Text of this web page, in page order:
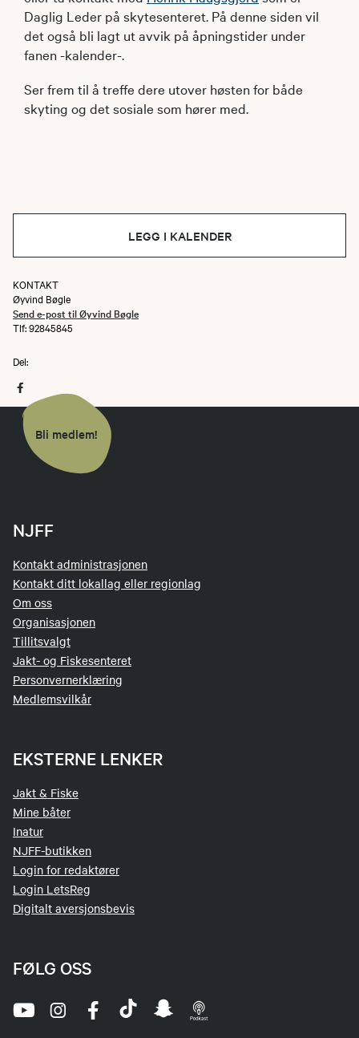
Daglig Leder på skytesenteret. På denne siden vil
det også bli lagt ut avvik på åpningstider under
fanen -kalender-.
Ser frem til å treffe dere utover høsten for både
skyting og det sosiale som hører med.
LEGG I KALENDER
KONTAKT
Øyvind Bøgle
Send e-post til Øyvind Bøgle
Tlf: 92845845
Del:
Bli medlem!
NJFF
Kontakt administrasjonen
Kontakt ditt lokallag eller regionlag
Om oss
Organisasjonen
Tillitsvalgt
Jakt- og Fiskesenteret
Personvernerklæring
Medlemsvilkår
EKSTERNE LENKER
Jakt & Fiske
Mine båter
Inatur
NJFF-butikken
Login for redaktører
Login LetsReg
Digitalt aversjonsbevis
FØLG OSS